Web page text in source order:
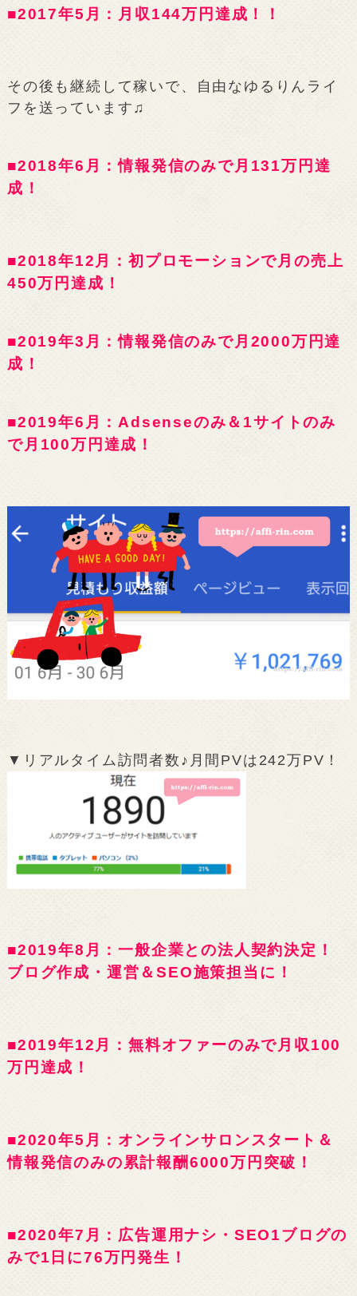
■2017年5月：月収144万円達成！！
その後も継続して稼いで、自由なゆるりんライ
フを送っています♫
■2018年6月：情報発信のみで月131万円達
成！
■2018年12月：初プロモーションで月の売上
450万円達成！
■2019年3月：情報発信のみで月2000万円達
成！
■2019年6月：Adsenseのみ＆1サイトのみ
で月100万円達成！
▼リアルタイム訪問者数♪月間PVは242万PV！
■2019年8月：一般企業との法人契約決定！
ブログ作成・運営＆SEO施策担当に！
■2019年12月：無料オファーのみで月収100
万円達成！
■2020年5月：オンラインサロンスタート＆
情報発信のみの累計報酬6000万円突破！
■2020年7月：広告運用ナシ・SEO1ブログの
みで1日に76万円発生！